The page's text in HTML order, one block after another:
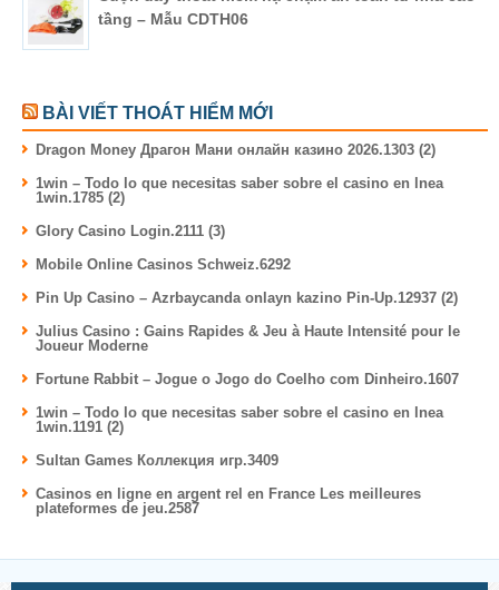
tầng – Mẫu CDTH06
BÀI VIẾT THOÁT HIỂM MỚI
Dragon Money Драгон Мани онлайн казино 2026.1303 (2)
1win – Todo lo que necesitas saber sobre el casino en lnea
1win.1785 (2)
Glory Casino Login.2111 (3)
Mobile Online Casinos Schweiz.6292
Pin Up Casino – Azrbaycanda onlayn kazino Pin-Up.12937 (2)
Julius Casino : Gains Rapides & Jeu à Haute Intensité pour le
Joueur Moderne
Fortune Rabbit – Jogue o Jogo do Coelho com Dinheiro.1607
1win – Todo lo que necesitas saber sobre el casino en lnea
1win.1191 (2)
Sultan Games Коллекция игр.3409
Casinos en ligne en argent rel en France Les meilleures
plateformes de jeu.2587